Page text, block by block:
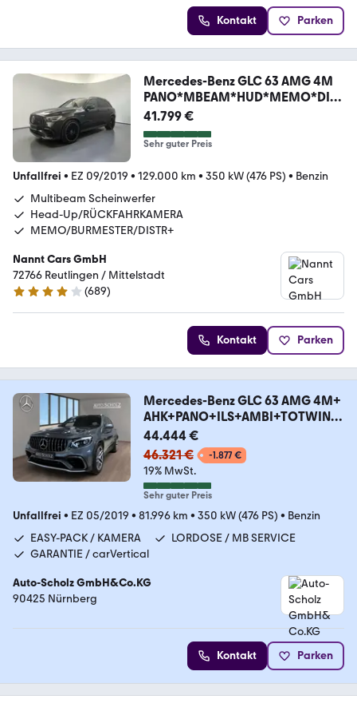
Kontakt Parken
Mercedes-Benz GLC 63 AMG 4M
PANO*MBEAM*HUD*MEMO*DIST
R+*BURM
41.799 €
Sehr guter Preis
Unfallfrei • EZ 09/2019 • 129.000 km • 350 kW (476 PS) • Benzin
Multibeam Scheinwerfer
Head-Up/RÜCKFAHRKAMERA
MEMO/BURMESTER/DISTR+
Nannt Cars GmbH
72766 Reutlingen / Mittelstadt
4.2 Sterne
(689)
Kontakt Parken
Mercedes-Benz GLC 63 AMG 4M+
AHK+PANO+ILS+AMBI+TOTWINK
EL+DVD++
44.444 €
46.321 €
-1.877 €
19% MwSt.
Sehr guter Preis
Unfallfrei • EZ 05/2019 • 81.996 km • 350 kW (476 PS) • Benzin
EASY-PACK / KAMERA
LORDOSE / MB SERVICE
GARANTIE / carVertical
Auto-Scholz GmbH&Co.KG
90425 Nürnberg
Kontakt Parken